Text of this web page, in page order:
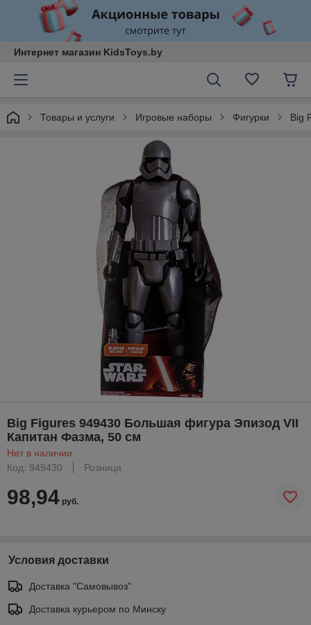
Интернет магазин KidsToys.by
Товары и услуги Игровые наборы Фигурки Big
Big Figures 949430 Большая фигура Эпизод VII
Капитан Фазма, 50 см
Нет в наличии
Код: 949430
Розница
98,94 руб.
Условия доставки
Доставка "Самовывоз"
Доставка курьером по Минску